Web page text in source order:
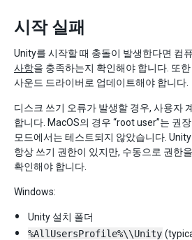
시작 실패
Unity를 시작할 때 충돌이 발생한다면 컴
사항을 충족하는지 확인해야 합니다. 또
사운드 드라이버로 업데이트해야 합니다.
디스크 쓰기 오류가 발생할 경우, 사용자
합니다. MacOS의 경우 “root user”는 권
모드에서는 테스트되지 않았습니다.
항상 쓰기 권한이 있지만, 수동으로 권한
확인해야 합니다.
Windows:
Unity 설치 폴더
%AllUsersProfile%\\Unity